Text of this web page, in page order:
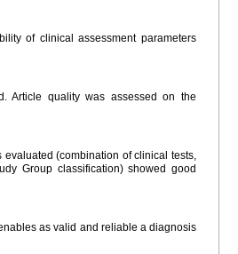
of clinical assessment parameters
Article quality was assessed on the
(combination of clinical tests,
Group classification) showed good
as valid and reliable a diagnosis